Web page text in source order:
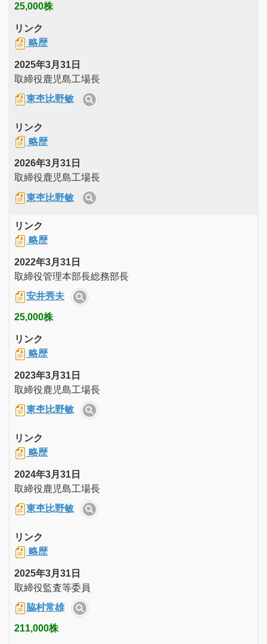
25,000株
リンク
略歴
2025年3月31日
取締役鹿児島工場長
東杢比野敏
リンク
略歴
2026年3月31日
取締役鹿児島工場長
東杢比野敏
リンク
略歴
2022年3月31日
取締役管理本部長総務部長
安井秀夫
25,000株
リンク
略歴
2023年3月31日
取締役鹿児島工場長
東杢比野敏
リンク
略歴
2024年3月31日
取締役鹿児島工場長
東杢比野敏
リンク
略歴
2025年3月31日
取締役監査等委員
脇村常雄
211,000株